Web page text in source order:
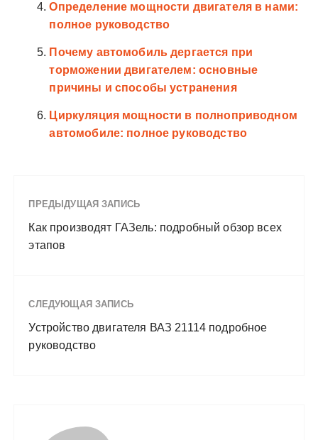
Определение мощности двигателя в нами:
полное руководство
Почему автомобиль дергается при
торможении двигателем: основные
причины и способы устранения
Циркуляция мощности в полноприводном
автомобиле: полное руководство
ПРЕДЫДУЩАЯ ЗАПИСЬ
Как производят ГАЗель: подробный обзор всех
этапов
СЛЕДУЮЩАЯ ЗАПИСЬ
Устройство двигателя ВАЗ 21114 подробное
руководство